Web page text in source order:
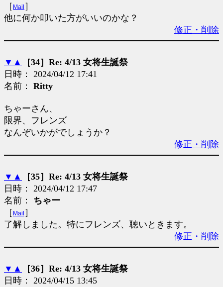
［ Mail ］
他に何か叩いた方がいいのかな？
修正・削除
▼ ▲
［34］Re: 4/13 女将生誕祭
日時： 2024/04/12 17:41
名前： Ritty
ちゃーさん、
限界、フレンズ
なんぞいかがでしょうか？
修正・削除
▼ ▲
［35］Re: 4/13 女将生誕祭
日時： 2024/04/12 17:47
名前： ちゃー
［ Mail ］
了解しました。特にフレンズ、聴いときます。
修正・削除
▼ ▲
［36］Re: 4/13 女将生誕祭
日時： 2024/04/15 13:45